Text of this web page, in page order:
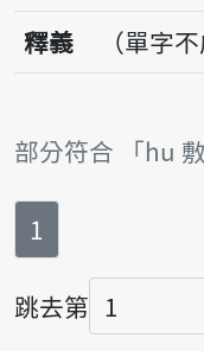
釋義
（單字
部分符合 「hu
第
1
跳去第
頁碼